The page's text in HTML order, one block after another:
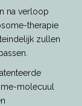
na verloop
therapie
zullen
molecuul